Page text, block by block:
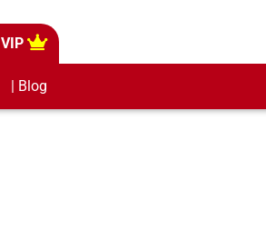
VIP
| Blog